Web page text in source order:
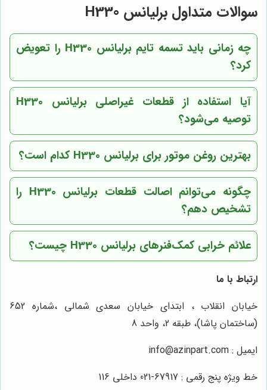
سوالات متداول برلیانس H330
چه زمانی باید تسمه تایم برلیانس H330 را تعویض
کرد؟
آیا استفاده از قطعات غیراصلی برلیانس H330
توصیه می‌شود؟
بهترین روغن موتور برای برلیانس H330 کدام است؟
چگونه می‌توانم اصالت قطعات برلیانس H330 را
تشخیص دهم؟
علائم خرابی کمک‌فنرهای برلیانس H330 چیست؟
ارتباط با ما
خیابان انقلاب ، ابتدای خیابان سعدی شمالی ،شماره 652
(ساختمان پاشا)، طبقه 2، واحد 8
ایمیل : info@azinpart.com
خط ویژه پنج رقمی : 67917-021 داخلی 116